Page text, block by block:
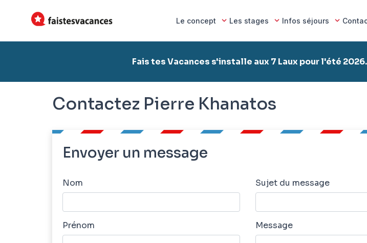
Le concept Les stages Infos séjours
Fais tes Vacances s'installe aux 7 Laux pour l'été
Contactez Pierre Khanatos
Envoyer un message
Nom
Prénom
Sujet du message
Message